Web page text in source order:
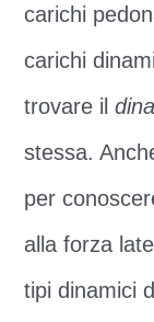
carichi
carichi
trovare il
stessa.
per
alla forza
tipi dinamici